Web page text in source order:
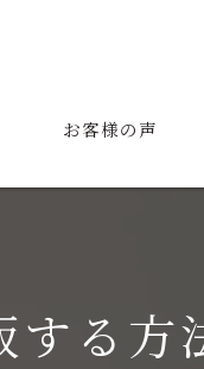
お客様の声
る方